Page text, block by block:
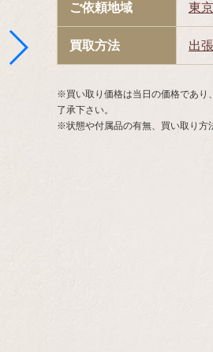
ご依頼地域 東
買取方法 出
※買い取り価格は当日の価格であり
了承下さい。
※状態や付属品の有無、買い取り方